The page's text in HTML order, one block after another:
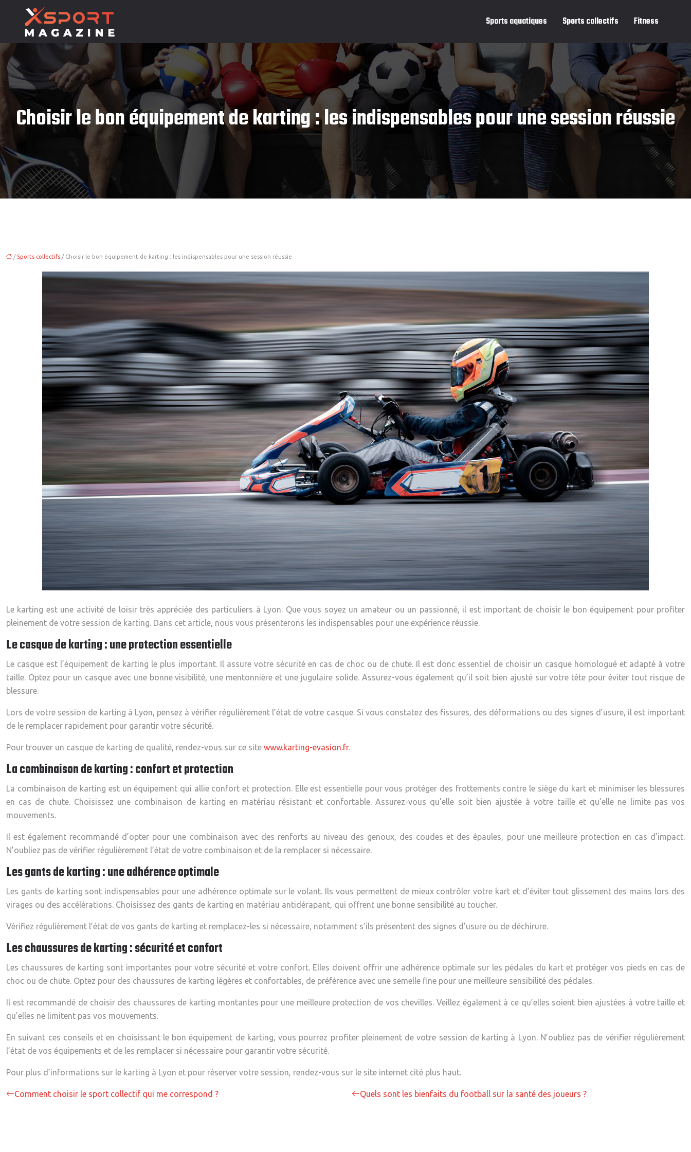
Sports aquatiques Sports collectifs Fitness
Choisir le bon équipement de karting : les indispensables pour une session réussie
/ Sports collectifs / Choisir le bon équipement de karting : les indispensables pour une session réussie
Le karting est une activité de loisir très appréciée des particuliers à Lyon. Que vous soyez un amateur ou un passionné, il est important de choisir le bon équipement pour profiter
pleinement de votre session de karting. Dans cet article, nous vous présenterons les indispensables pour une expérience réussie.
Le casque de karting : une protection essentielle
Le casque est l’équipement de karting le plus important. Il assure votre sécurité en cas de choc ou de chute. Il est donc essentiel de choisir un casque homologué et adapté à votre
taille. Optez pour un casque avec une bonne visibilité, une mentonnière et une jugulaire solide. Assurez-vous également qu’il soit bien ajusté sur votre tête pour éviter tout risque de
blessure.
Lors de votre session de karting à Lyon, pensez à vérifier régulièrement l’état de votre casque. Si vous constatez des fissures, des déformations ou des signes d’usure, il est important
de le remplacer rapidement pour garantir votre sécurité.
Pour trouver un casque de karting de qualité, rendez-vous sur ce site www.karting-evasion.fr.
La combinaison de karting : confort et protection
La combinaison de karting est un équipement qui allie confort et protection. Elle est essentielle pour vous protéger des frottements contre le siège du kart et minimiser les blessures
en cas de chute. Choisissez une combinaison de karting en matériau résistant et confortable. Assurez-vous qu’elle soit bien ajustée à votre taille et qu’elle ne limite pas vos
mouvements.
Il est également recommandé d’opter pour une combinaison avec des renforts au niveau des genoux, des coudes et des épaules, pour une meilleure protection en cas d’impact.
N’oubliez pas de vérifier régulièrement l’état de votre combinaison et de la remplacer si nécessaire.
Les gants de karting : une adhérence optimale
Les gants de karting sont indispensables pour une adhérence optimale sur le volant. Ils vous permettent de mieux contrôler votre kart et d’éviter tout glissement des mains lors des
virages ou des accélérations. Choisissez des gants de karting en matériau antidérapant, qui offrent une bonne sensibilité au toucher.
Vérifiez régulièrement l’état de vos gants de karting et remplacez-les si nécessaire, notamment s’ils présentent des signes d’usure ou de déchirure.
Les chaussures de karting : sécurité et confort
Les chaussures de karting sont importantes pour votre sécurité et votre confort. Elles doivent offrir une adhérence optimale sur les pédales du kart et protéger vos pieds en cas de
choc ou de chute. Optez pour des chaussures de karting légères et confortables, de préférence avec une semelle fine pour une meilleure sensibilité des pédales.
Il est recommandé de choisir des chaussures de karting montantes pour une meilleure protection de vos chevilles. Veillez également à ce qu’elles soient bien ajustées à votre taille et
qu’elles ne limitent pas vos mouvements.
En suivant ces conseils et en choisissant le bon équipement de karting, vous pourrez profiter pleinement de votre session de karting à Lyon. N’oubliez pas de vérifier régulièrement
l’état de vos équipements et de les remplacer si nécessaire pour garantir votre sécurité.
Pour plus d’informations sur le karting à Lyon et pour réserver votre session, rendez-vous sur le site internet cité plus haut.
Comment choisir le sport collectif qui me correspond ? Quels sont les bienfaits du football sur la santé des joueurs ?